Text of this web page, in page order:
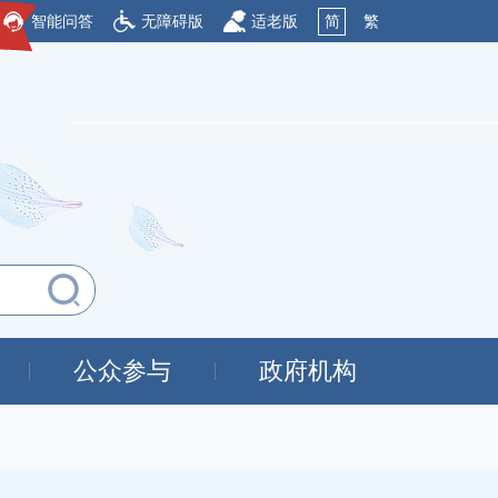
智能问答 无障碍版 适老版 简 繁
公众参与 政府机构